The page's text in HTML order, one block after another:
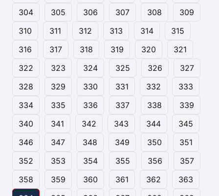
304
305 306 307 308
309
310
311 312 313 314
315
316
317 318 319 320
321
322
323 324 325 326
327
328
329 330 331 332
333
334
335 336 337 338
339
340
341 342 343 344
345
346
347 348 349 350
351
352
353 354 355 356
357
358
359 360 361 362
363